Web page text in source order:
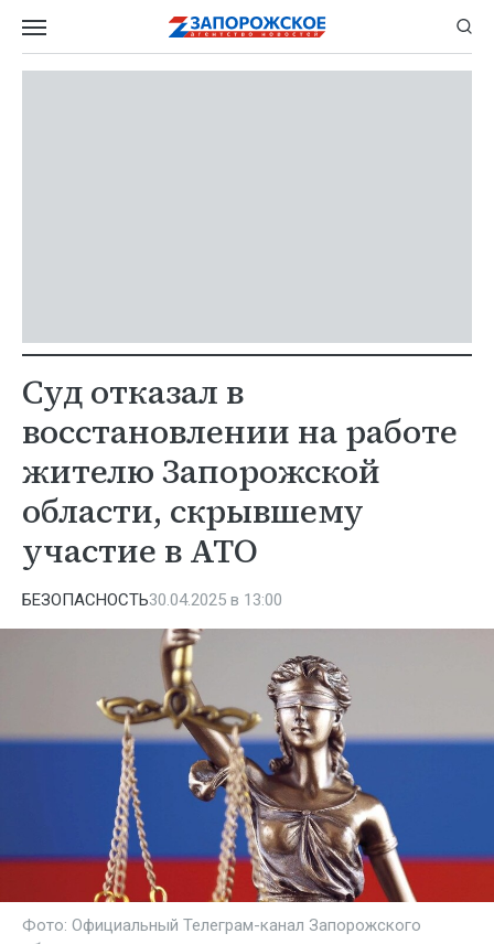
Суд отказал в
восстановлении на работе
жителю Запорожской
области, скрывшему
участие в АТО
БЕЗОПАСНОСТЬ30.04.2025 в 13:00
Фото: Официальный Телеграм-канал Запорожского